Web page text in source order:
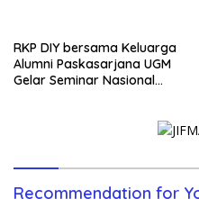
RKP DIY bersama Keluarga
Alumni Paskasarjana UGM
Gelar Seminar Nasional
Recommendation for